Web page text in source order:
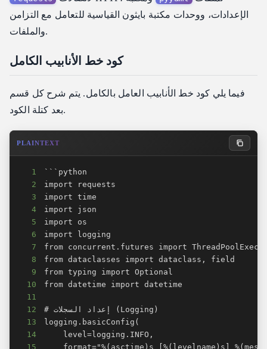
الإعدادات، ووحدات مكتبة بايثون القياسية للتعامل مع التزامن
والملفات.
كود خط الأنابيب الكامل
فيما يلي كود خط الأنابيب العامل بالكامل. يتم شرح كل قسم
بعد كتلة الكود.
PLAINTEXT
1
2
3
4
5
6
7
8
9
10
11
12
13
14
15